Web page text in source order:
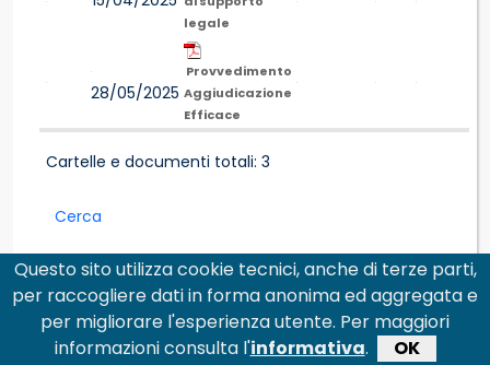
legale
28/05/2025
Provvedimento
Aggiudicazione
Efficace
Cartelle e documenti totali: 3
Cerca
Questo sito utilizza cookie tecnici, anche di terze parti,
per raccogliere dati in forma anonima ed aggregata e
per migliorare l'esperienza utente. Per maggiori
informazioni consulta l'informativa. OK